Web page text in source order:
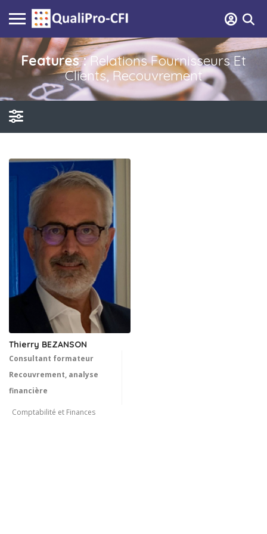
Features :Relations Fournisseurs Et
Clients, Recouvrement
Thierry BEZANSON
Consultant formateur
Recouvrement, analyse
financière
Comptabilité et Finances